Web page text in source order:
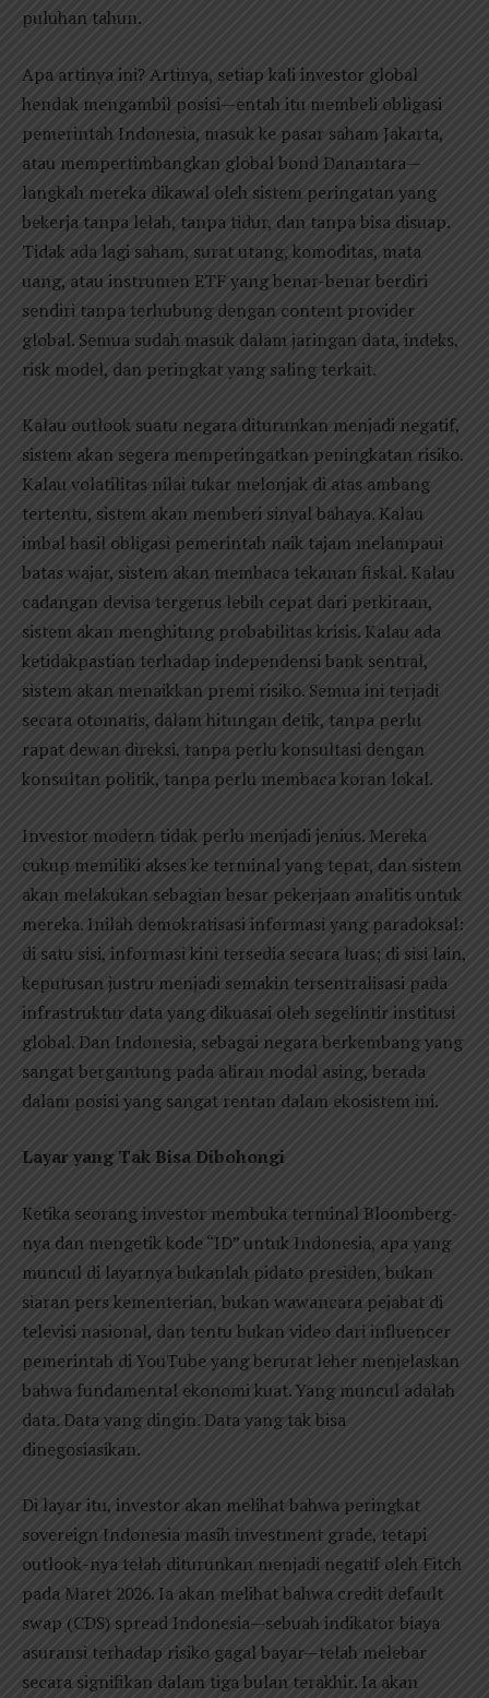
puluhan tahun.
Apa artinya ini? Artinya, setiap kali investor global
hendak mengambil posisi—entah itu membeli obligasi
pemerintah Indonesia, masuk ke pasar saham Jakarta,
atau mempertimbangkan global bond Danantara—
langkah mereka dikawal oleh sistem peringatan yang
bekerja tanpa lelah, tanpa tidur, dan tanpa bisa disuap.
Tidak ada lagi saham, surat utang, komoditas, mata
uang, atau instrumen ETF yang benar-benar berdiri
sendiri tanpa terhubung dengan content provider
global. Semua sudah masuk dalam jaringan data, indeks,
risk model, dan peringkat yang saling terkait.
Kalau outlook suatu negara diturunkan menjadi negatif,
sistem akan segera memperingatkan peningkatan risiko.
Kalau volatilitas nilai tukar melonjak di atas ambang
tertentu, sistem akan memberi sinyal bahaya. Kalau
imbal hasil obligasi pemerintah naik tajam melampaui
batas wajar, sistem akan membaca tekanan fiskal. Kalau
cadangan devisa tergerus lebih cepat dari perkiraan,
sistem akan menghitung probabilitas krisis. Kalau ada
ketidakpastian terhadap independensi bank sentral,
sistem akan menaikkan premi risiko. Semua ini terjadi
secara otomatis, dalam hitungan detik, tanpa perlu
rapat dewan direksi, tanpa perlu konsultasi dengan
konsultan politik, tanpa perlu membaca koran lokal.
Investor modern tidak perlu menjadi jenius. Mereka
cukup memiliki akses ke terminal yang tepat, dan sistem
akan melakukan sebagian besar pekerjaan analitis untuk
mereka. Inilah demokratisasi informasi yang paradoksal:
di satu sisi, informasi kini tersedia secara luas; di sisi lain,
keputusan justru menjadi semakin tersentralisasi pada
infrastruktur data yang dikuasai oleh segelintir institusi
global. Dan Indonesia, sebagai negara berkembang yang
sangat bergantung pada aliran modal asing, berada
dalam posisi yang sangat rentan dalam ekosistem ini.
Layar yang Tak Bisa Dibohongi
Ketika seorang investor membuka terminal Bloomberg-
nya dan mengetik kode “ID” untuk Indonesia, apa yang
muncul di layarnya bukanlah pidato presiden, bukan
siaran pers kementerian, bukan wawancara pejabat di
televisi nasional, dan tentu bukan video dari influencer
pemerintah di YouTube yang berurat leher menjelaskan
bahwa fundamental ekonomi kuat. Yang muncul adalah
data. Data yang dingin. Data yang tak bisa
dinegosiasikan.
Di layar itu, investor akan melihat bahwa peringkat
sovereign Indonesia masih investment grade, tetapi
outlook-nya telah diturunkan menjadi negatif oleh Fitch
pada Maret 2026. Ia akan melihat bahwa credit default
swap (CDS) spread Indonesia—sebuah indikator biaya
asuransi terhadap risiko gagal bayar—telah melebar
secara signifikan dalam tiga bulan terakhir. Ia akan